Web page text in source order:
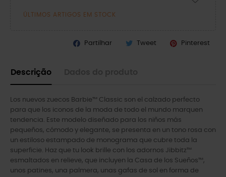
ÚLTIMOS ARTIGOS EM STOCK
Partilhar Tweet Pinterest
Descrição
Los nuevos zuecos Barbie™ Classic son el calzado perfecto
para que los iconos de la moda de todo el mundo marquen
tendencia. Este modelo diseñado para los niños más
pequeños, cómodo y elegante, se presenta en un tono rosa con
un estiloso estampado de monograma que cubre toda la
superficie. Haz que tu look brille con los adornos Jibbitz™
esmaltados en relieve, que incluyen la Casa de los Sueños™,
unos patines, una palmera, unas gafas de sol en forma de